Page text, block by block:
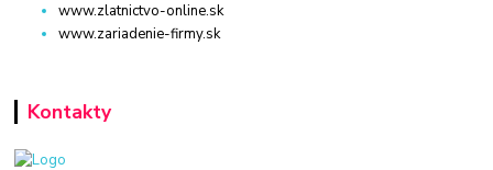
www.zlatnictvo-online.sk
www.zariadenie-firmy.sk
Kontakty